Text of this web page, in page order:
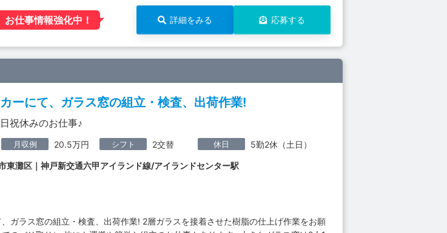
お仕事情報強化中！ 詳細をみる 応募する
ーにて、ガラス窓の組立・検査、出荷作業!
祝休みのお仕事♪
月収例 20.5万円 シフト 2交替 休日 5勤2休（土日）
東灘区｜神戸新交通六甲アイランド線/アイランドセンター駅
ガラス窓の組立・検査、出荷作業! 2層ガラスを接着させた樹脂の仕上げ作業をお願